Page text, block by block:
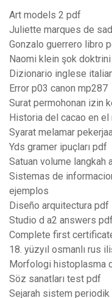
Art models 2 pdf
Juliette marques de
Gonzalo guerrero libro
Naomi klein şok
Dizionario inglese
Error p03 canon mp287
Surat permohonan izin
Historia del cacao en
Syarat melamar
Yds gramer ipuçları pdf
Satuan volume langkah
Sistemas de
ejemplos
Diseño arquitectura pdf
Studio d a2 answers pdf
Complete first
18. yüzyıl osmanlı rus
Morfologi histoplasma
Söz sanatları test pdf
Sejarah sistem periodik